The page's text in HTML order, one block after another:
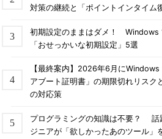
対策の継続と「ポイントインタイム
初期設定のままはダメ！ Windows
「おせっかいな初期設定」5選
【最終案内】2026年6月に
アブート証明書」の期限切れリスク
の対応策
プログラミングの知識は不要？ 話
ジニアが「欲しかったあのツール」